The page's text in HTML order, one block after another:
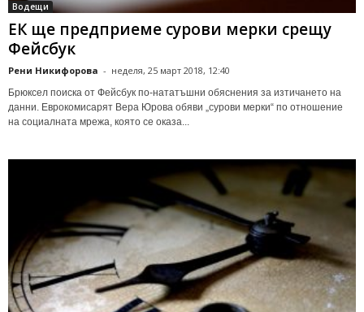
Водещи
ЕК ще предприеме сурови мерки срещу
Фейсбук
Рени Никифорова - неделя, 25 март 2018, 12:40
Брюксел поиска от Фейсбук по-нататъшни обяснения за изтичането на
данни. Еврокомисарят Вера Юрова обяви „сурови мерки“ по отношение
на социалната мрежа, която се оказа...